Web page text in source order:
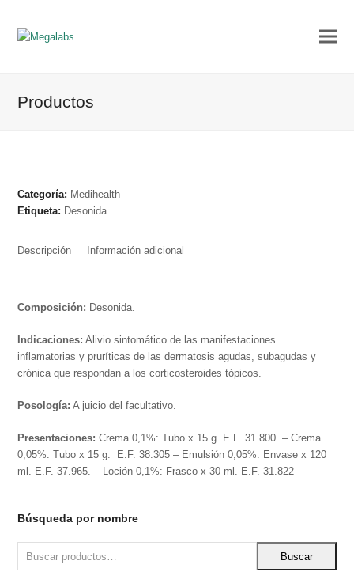
Productos
Categoría: Medihealth
Etiqueta: Desonida
Descripción Información adicional
Composición: Desonida.
Indicaciones: Alivio sintomático de las manifestaciones
inflamatorias y pruríticas de las dermatosis agudas, subagudas y
crónica que respondan a los corticosteroides tópicos.
Posología: A juicio del facultativo.
Presentaciones: Crema 0,1%: Tubo x 15 g. E.F. 31.800. – Crema
0,05%: Tubo x 15 g. E.F. 38.305 – Emulsión 0,05%: Envase x 120
ml. E.F. 37.965. – Loción 0,1%: Frasco x 30 ml. E.F. 31.822
Búsqueda por nombre
Buscar